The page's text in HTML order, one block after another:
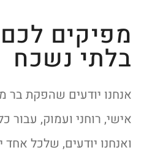
מפיקים
בלתי נשכח
אנחנו יודעים שהפקת בר
אישי, רוחני ועמוק, עבור
ואנחנו יודעים, שלכל